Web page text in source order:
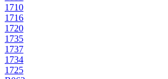
1710
1716
1720
1735
1737
1734
1725